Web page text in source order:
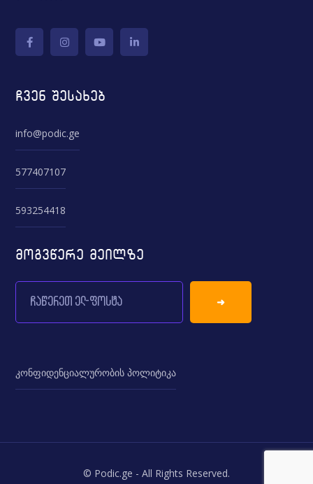
ჩვენ შესახებ
info@podic.ge
577407107
593254418
მოგვწერე მეილზე
კონფიდენციალურობის პოლიტიკა
© Podic.ge - All Rights Reserved.